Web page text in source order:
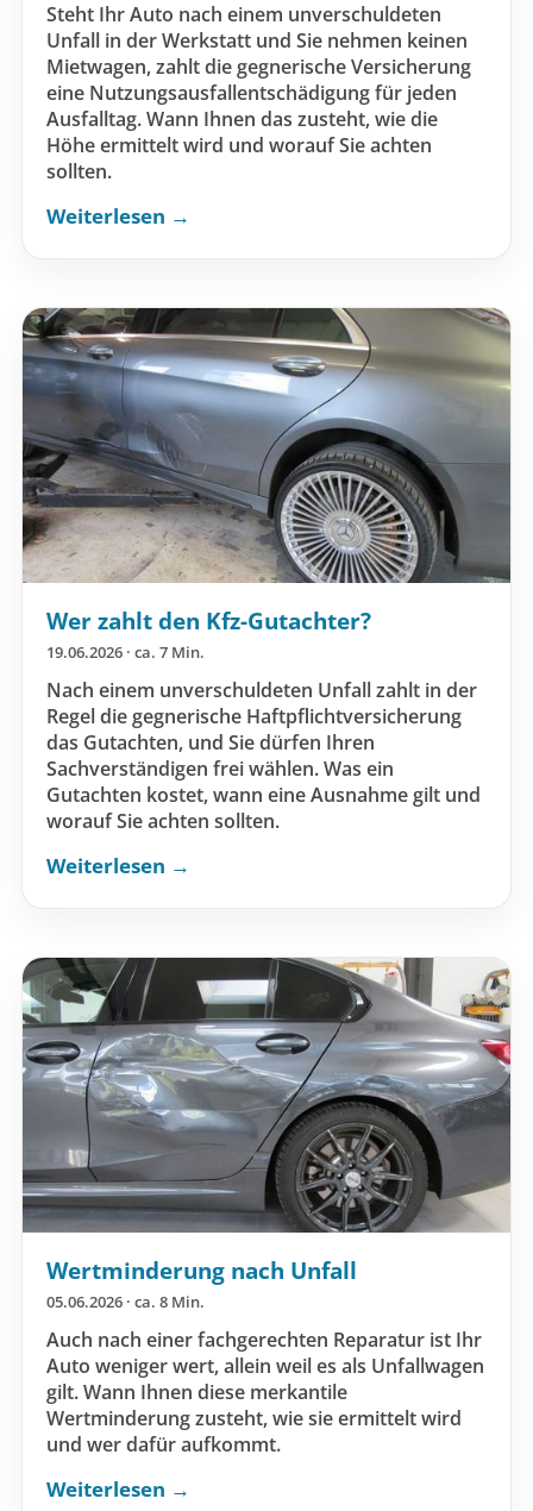
Steht Ihr Auto nach einem unverschuldeten
Unfall in der Werkstatt und Sie nehmen keinen
Mietwagen, zahlt die gegnerische Versicherung
eine Nutzungsausfallentschädigung für jeden
Ausfalltag. Wann Ihnen das zusteht, wie die
Höhe ermittelt wird und worauf Sie achten
sollten.
Weiterlesen →
Wer zahlt den Kfz-Gutachter?
19.06.2026 · ca. 7 Min.
Nach einem unverschuldeten Unfall zahlt in der
Regel die gegnerische Haftpflichtversicherung
das Gutachten, und Sie dürfen Ihren
Sachverständigen frei wählen. Was ein
Gutachten kostet, wann eine Ausnahme gilt und
worauf Sie achten sollten.
Weiterlesen →
Wertminderung nach Unfall
05.06.2026 · ca. 8 Min.
Auch nach einer fachgerechten Reparatur ist Ihr
Auto weniger wert, allein weil es als Unfallwagen
gilt. Wann Ihnen diese merkantile
Wertminderung zusteht, wie sie ermittelt wird
und wer dafür aufkommt.
Weiterlesen →